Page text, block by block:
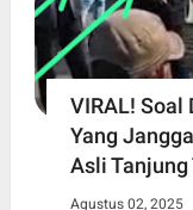
VIRAL! Soal
Yang
Asli Tanjung
Agustus 02, 2025